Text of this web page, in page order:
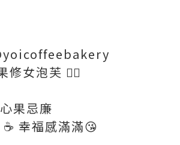
修女泡芙 👈🏻
果忌廉
幸福感滿滿😘